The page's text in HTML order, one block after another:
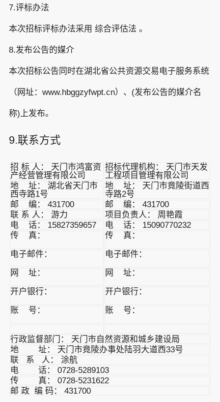
7.评标办法
本次招标评标办法采用 综合评估法 。
8.发布公告的媒介
本次招标公告同时在湖北省公共资源交易电子服务系统
（网址：www.hbggzyfwpt.cn）、(发布公告的媒介名
称)上发布。
9.联系方式
招 标 人： 天门市鸿富资
产经营管理有限公司
招标代理机构： 天门市天发
工程项目管理有限公司
地 址： 湖北省天门市
西寺路1号
地 址： 天门市竟陵街道西
寺路2号
邮 编： 431700
邮 编： 431700
联 系 人： 游力
项目负责人： 周艳霞
电 话： 15827359657
电 话： 15090770232
传 真：
传 真：
电子邮件：
电子邮件：
网 址：
网 址：
开户银行：
开户银行：
账 号：
账 号：
行政监督部门： 天门市自然资源和城乡建设局
地 址： 天门市竟陵办事处陆羽大道西33号
联 系 人： 涂航
电 话： 0728-5289103
传 真： 0728-5231622
邮 政 编 码： 431700